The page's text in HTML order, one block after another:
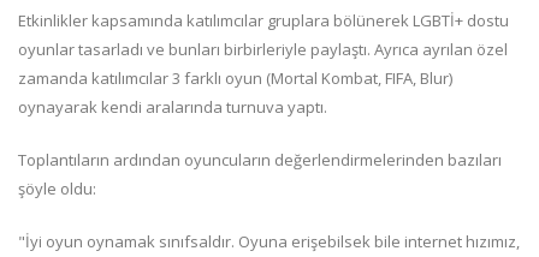
Etkinlikler kapsamında katılımcılar gruplara bölünerek LGBTİ+ dostu
oyunlar tasarladı ve bunları birbirleriyle paylaştı. Ayrıca ayrılan özel
zamanda katılımcılar 3 farklı oyun (Mortal Kombat, FIFA, Blur)
oynayarak kendi aralarında turnuva yaptı.
Toplantıların ardından oyuncuların değerlendirmelerinden bazıları
şöyle oldu:
"İyi oyun oynamak sınıfsaldır. Oyuna erişebilsek bile internet hızımız,